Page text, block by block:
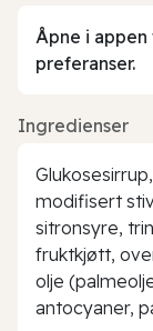
Åpne i
preferanser.
Ingredienser
modifisert
sitronsyre,
fruktkjøtt,
olje
antocyaner,